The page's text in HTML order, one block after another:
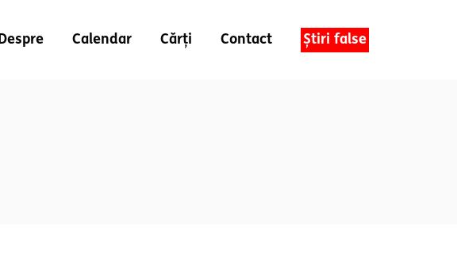
Despre Calendar Cărți Contact Știri false